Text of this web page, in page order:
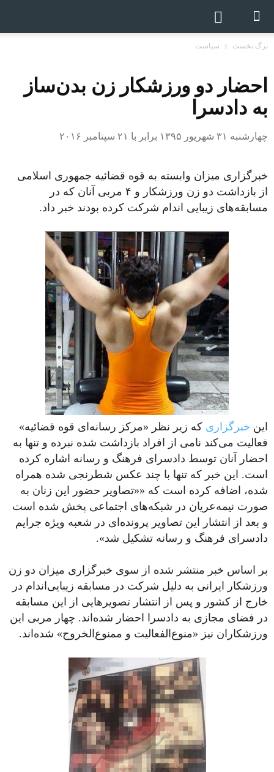
برگ نخست سیاست
احضار دو ورزشکار زن بدن‌ساز
به دادسرا
چهارشنبه ۳۱ شهریور ۱۳۹۵ برابر با ۲۱ سپتامبر ۲۰۱۶
خبرگزاری میزان وابسته به قوه قضائیه جمهوری اسلامی
از بازداشت دو زن ورزشکار و ۴ مربی آنان که در
مسابقه‌های زیبایی‌ اندام شرکت کرده بودند خبر داد.
این خبرگزاری که زیر نظر «مرکز رسانه‌ای قوه قضائیه»
فعالیت می‌کند نامی از افراد بازداشت شده نبرده و تنها به
احضار آنان توسط دادسرای فرهنگ و رسانه اشاره کرده
است. این خبر که تنها با چند عکس شطرنجی شده همراه
شده، اضافه کرده است که ««تصاویر حضور این زنان به
صورت نیمه‌عریان در شبکه‌های اجتماعی پخش شده است
و بعد از انتشار این تصاویر پرونده‌ای در شعبه ویژه جرایم
دادسرای فرهنگ و رسانه تشکیل شد».
بر اساس خبر منتشر شده از سوی خبرگزاری میزان دو زن
ورزشکار ایرانی به دلیل شرکت در مسابقه زیبایی‌اندام در
خارج از کشور و پس از انتشار تصویرهایی از این مسابقه
در فضای مجازی به دادسرا احضار شده‌اند. چهار مربی این
ورزشکاران نیز «منوع‌الفعالیت و ممنوع‌الخروج» شده‌اند.